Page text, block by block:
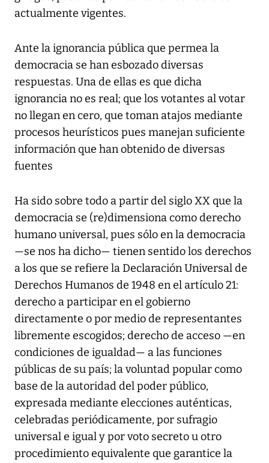
actualmente vigentes.
Ante la ignorancia pública que permea la
democracia se han esbozado diversas
respuestas. Una de ellas es que dicha
ignorancia no es real; que los votantes al votar
no llegan en cero, que toman atajos mediante
procesos heurísticos pues manejan suficiente
información que han obtenido de diversas
fuentes
Ha sido sobre todo a partir del siglo XX que la
democracia se (re)dimensiona como derecho
humano universal, pues sólo en la democracia
—se nos ha dicho— tienen sentido los derechos
a los que se refiere la Declaración Universal de
Derechos Humanos de 1948 en el artículo 21:
derecho a participar en el gobierno
directamente o por medio de representantes
libremente escogidos; derecho de acceso —en
condiciones de igualdad— a las funciones
públicas de su país; la voluntad popular como
base de la autoridad del poder público,
expresada mediante elecciones auténticas,
celebradas periódicamente, por sufragio
universal e igual y por voto secreto u otro
procedimiento equivalente que garantice la